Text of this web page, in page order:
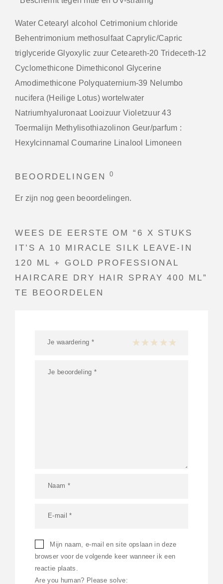
Water Cetearyl alcohol Cetrimonium chloride
Behentrimonium methosulfaat Caprylic/Capric
triglyceride Glyoxylic zuur Ceteareth-20 Trideceth-12
Cyclomethicone Dimethiconol Glycerine
Amodimethicone Polyquaternium-39 Nelumbo
nucifera (Heilige Lotus) wortelwater
Natriumhyaluronaat Looizuur Violetzuur 43
Toermalijn Methylisothiazolinon Geur/parfum :
Hexylcinnamal Coumarine Linalool Limoneen
BEOORDELINGEN0
Er zijn nog geen beoordelingen.
WEES DE EERSTE OM “6 X STUKS
IT’S A 10 MIRACLE SILK LEAVE-IN
120 ML + GOLD PROFESSIONAL
HAIRCARE DRY HAIR SPRAY 400 ML”
TE BEOORDELEN
Je waardering * 1 van de 5 sterren
2 van de 5 sterren
3 van de 5 sterren
4 van de 5 sterren
Mijn naam, e-mail en site opslaan in deze
browser voor de volgende keer wanneer ik een
reactie plaats.
Are you human? Please solve: